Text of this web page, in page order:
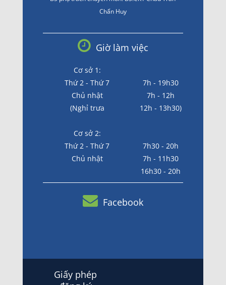
Chấn Huy
Giờ làm việc
Cơ sở 1:
Thứ 2 - Thứ 7
7h - 19h30
Chủ nhật
7h - 12h
(Nghỉ trưa
12h - 13h30)
Cơ sở 2:
Thứ 2 - Thứ 7
7h30 - 20h
Chủ nhật
7h - 11h30
16h30 - 20h
Facebook
Giấy phép